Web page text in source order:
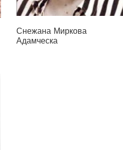
Снежана Миркова
Адамческа